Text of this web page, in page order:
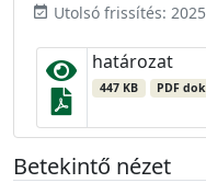
event_available Utolsó frissítés:
határozat
447 KB PDF
Betekintő nézet